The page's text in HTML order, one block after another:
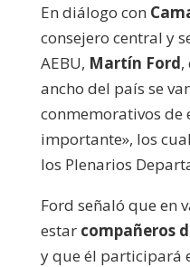
En diálogo con
consejero central y
AEBU, Martín Ford,
ancho del país se
conmemorativos de
importante», los
los Plenarios
Ford señaló que en
estar compañeros
y que él participará